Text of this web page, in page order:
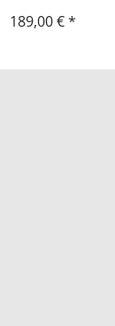
189,00 € *